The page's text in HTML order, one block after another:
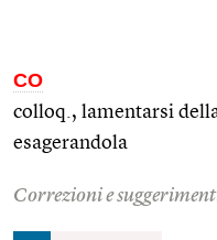
CO
colloq., lamentarsi
esagerandola
Correzioni e